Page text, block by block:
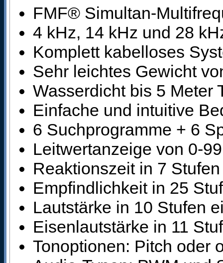
FMF® Simultan-
4 kHz, 14 kHz und 28
Komplett kabelloses
Sehr leichtes Gewicht
Wasserdicht bis 5 Meter
Einfache und intuitive
6 Suchprogramme + 6
Leitwertanzeige von 0-99
Reaktionszeit in 7
Empfindlichkeit in 25
Lautstärke in 10 Stufen
Eisenlautstärke in 11
Tonoptionen: Pitch oder